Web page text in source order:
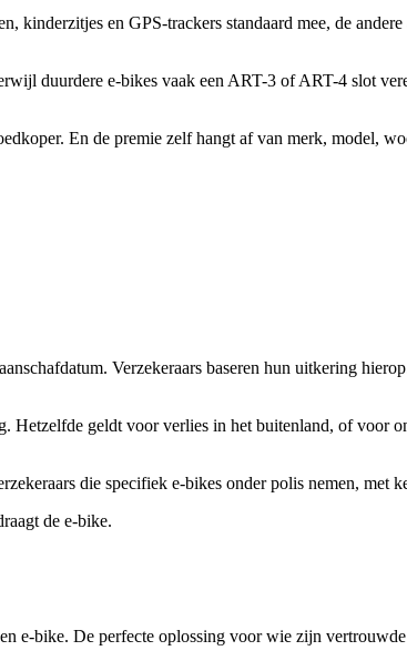
kinderzitjes en GPS-trackers standaard mee, de
duurdere e-bikes vaak een ART-3 of ART-4 slot
En de premie zelf hangt af van merk, model,
Verzekeraars baseren hun uitkering
geldt voor verlies in het buitenland, of voor
die specifiek e-bikes onder polis nemen, met
de e-bike.
e-bike. De perfecte oplossing voor wie zijn